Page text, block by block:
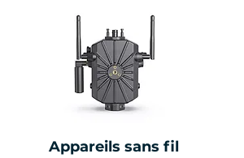
Appareils sans fil